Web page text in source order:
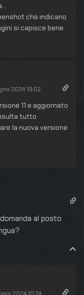
che indicano
si capisce bene.
2024 19:02
11 e aggiornato
tutto
la nuova versione
al posto